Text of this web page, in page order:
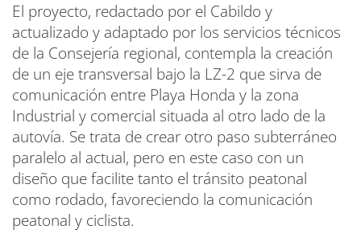
El proyecto, redactado por el Cabildo y
actualizado y adaptado por los servicios técnicos
de la Consejería regional, contempla la creación
de un eje transversal bajo la LZ-2 que sirva de
comunicación entre Playa Honda y la zona
Industrial y comercial situada al otro lado de la
autovía. Se trata de crear otro paso subterráneo
paralelo al actual, pero en este caso con un
diseño que facilite tanto el tránsito peatonal
como rodado, favoreciendo la comunicación
peatonal y ciclista.